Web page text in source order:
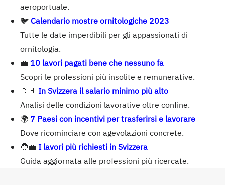
aeroportuale.
🐦 Calendario mostre ornitologiche 2023
Tutte le date imperdibili per gli appassionati di
ornitologia.
💼 10 lavori pagati bene che nessuno fa
Scopri le professioni più insolite e remunerative.
🇨🇭 In Svizzera il salario minimo più alto
Analisi delle condizioni lavorative oltre confine.
🌍 7 Paesi con incentivi per trasferirsi e lavorare
Dove ricominciare con agevolazioni concrete.
🧑‍💼 I lavori più richiesti in Svizzera
Guida aggiornata alle professioni più ricercate.